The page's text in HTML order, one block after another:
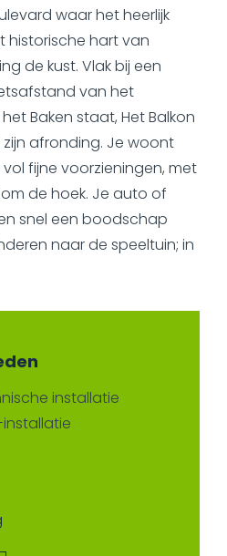
waar het heerlijk
historische hart van
de kust. Vlak bij een
van het
Baken staat, Het Balkon
afronding. Je woont
vol fijne voorzieningen, met
de hoek. Je auto of
snel een boodschap
naar de speeltuin; in
installatie